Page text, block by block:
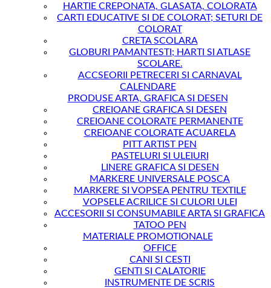
HARTIE CREPONATA, GLASATA, COLORATA
CARTI EDUCATIVE SI DE COLORAT; SETURI DE
COLORAT
CRETA SCOLARA
GLOBURI PAMANTESTI; HARTI SI ATLASE
SCOLARE.
ACCSEORII PETRECERI SI CARNAVAL
CALENDARE
PRODUSE ARTA, GRAFICA SI DESEN
CREIOANE GRAFICA SI DESEN
CREIOANE COLORATE PERMANENTE
CREIOANE COLORATE ACUARELA
PITT ARTIST PEN
PASTELURI SI ULEIURI
LINERE GRAFICA SI DESEN
MARKERE UNIVERSALE POSCA
MARKERE SI VOPSEA PENTRU TEXTILE
VOPSELE ACRILICE SI CULORI ULEI
ACCESORII SI CONSUMABILE ARTA SI GRAFICA
TATOO PEN
MATERIALE PROMOTIONALE
OFFICE
CANI SI CESTI
GENTI SI CALATORIE
INSTRUMENTE DE SCRIS